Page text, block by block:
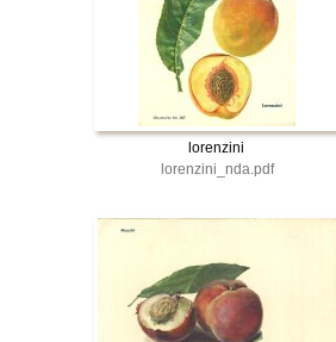
lorenzini
lorenzini_nda.pdf